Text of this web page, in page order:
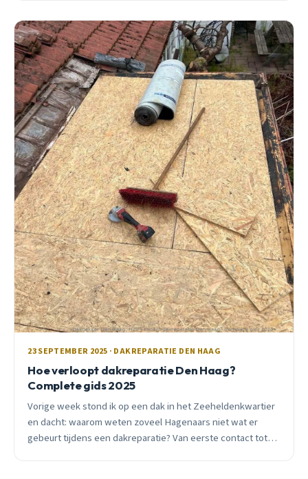
23 SEPTEMBER 2025 · DAKREPARATIE DEN HAAG
Hoe verloopt dakreparatie Den Haag?
Complete gids 2025
Vorige week stond ik op een dak in het Zeeheldenkwartier
en dacht: waarom weten zoveel Hagenaars niet wat er
gebeurt tijdens een dakreparatie? Van eerste contact tot